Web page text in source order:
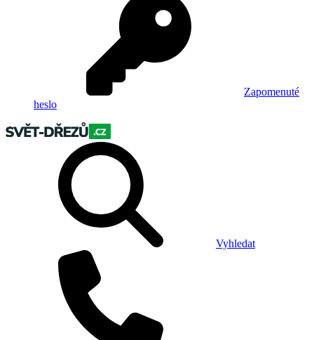
Zapomenuté
heslo
Vyhledat